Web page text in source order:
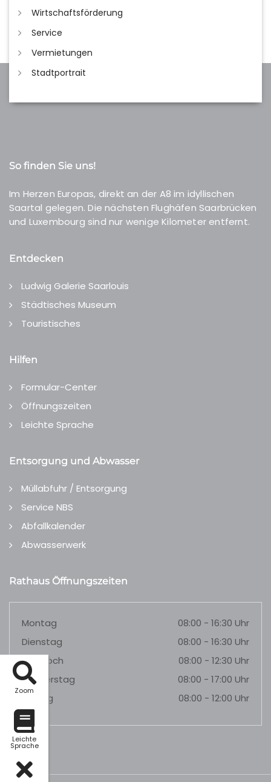
Zoom
Leichte
Sprache
Wirtschaftsförderung
Service
Vermietungen
Stadtportrait
So finden Sie uns!
Im Herzen Europas, direkt an der A8 im idyllischen
Saartal gelegen. Die nächsten Flughäfen Saarbrücken
und Luxembourg sind nur wenige Kilometer entfernt.
Entdecken
Ludwig Galerie Saarlouis
Städtisches Museum
Touristisches
Hilfen
Formular-Center
Öffnungszeiten
Leichte Sprache
Entsorgung und Abwasser
Müllabfuhr / Entsorgung
Service NBS
Abfallkalender
Abwasserwerk
Rathaus Öffnungszeiten
Montag
08:00 - 16:30 Uhr
Dienstag
08:00 - 16:30 Uhr
Mittwoch
08:00 - 12:30 Uhr
Donnerstag
08:00 - 17:00 Uhr
Freitag
08:00 - 12:00 Uhr